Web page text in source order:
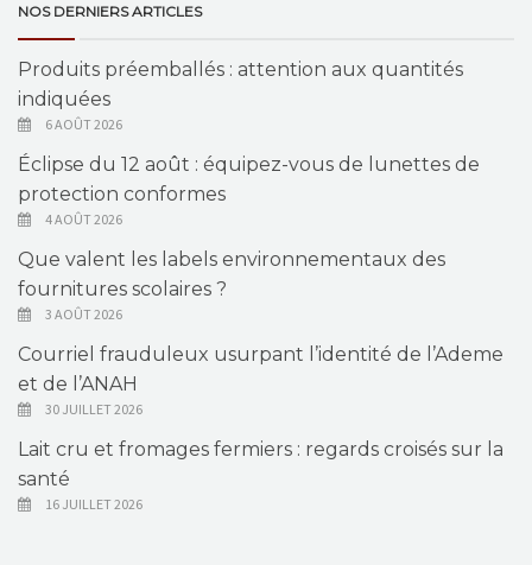
NOS DERNIERS ARTICLES
Produits préemballés : attention aux quantités
indiquées
6 AOÛT 2026
Éclipse du 12 août : équipez-vous de lunettes de
protection conformes
4 AOÛT 2026
Que valent les labels environnementaux des
fournitures scolaires ?
3 AOÛT 2026
Courriel frauduleux usurpant l’identité de l’Ademe
et de l’ANAH
30 JUILLET 2026
Lait cru et fromages fermiers : regards croisés sur la
santé
16 JUILLET 2026